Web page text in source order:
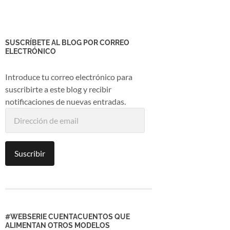
SUSCRÍBETE AL BLOG POR CORREO
ELECTRÓNICO
Introduce tu correo electrónico para
suscribirte a este blog y recibir
notificaciones de nuevas entradas.
Suscribir
#WEBSERIE CUENTACUENTOS QUE
ALIMENTAN OTROS MODELOS